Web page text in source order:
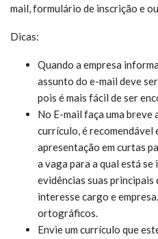
mail, formulário de inscrição e
Dicas:
Quando a empresa
assunto do e-mail deve
pois é mais fácil de ser
No E-mail faça uma
currículo, é recomendável
apresentação em curtas
a vaga para a qual está
evidências suas
interesse cargo e
ortográficos.
Envie um currículo que